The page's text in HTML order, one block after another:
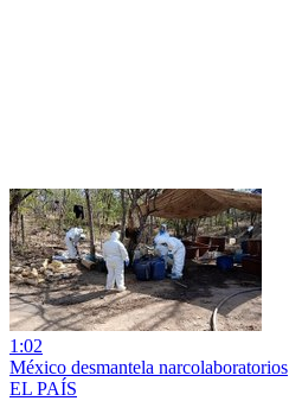
1:02
México desmantela narcolaboratorios
EL PAÍS